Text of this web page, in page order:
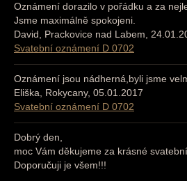
Oznámení dorazilo v pořádku a za
Jsme maximálně spokojeni.
David, Prackovice nad Labem,
Svatební oznámení D 0702
Oznámení jsou nádherná,byli jsme
Eliška, Rokycany, 05.01.2017
Svatební oznámení D 0702
Dobrý den,
moc Vám děkujeme za krásné
Doporučuji je všem!!!